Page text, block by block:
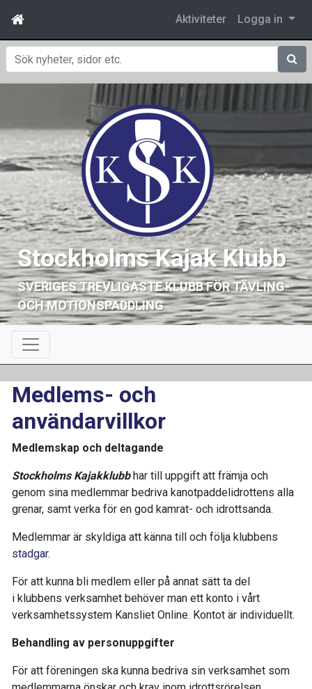
Aktiviteter Logga in
Sök
Stockholms Kajak Klubb
SVERIGES TREVLIGASTE KLUBB FÖR TÄVLING-
OCH MOTIONSPADDLING
Medlems- och
användarvillkor
Medlemskap och deltagande
Stockholms Kajakklubb har till uppgift att främja och
genom sina medlemmar bedriva kanotpaddelidrottens alla
grenar, samt verka för en god kamrat- och idrottsanda.
Medlemmar är skyldiga att känna till och följa klubbens
stadgar.
För att kunna bli medlem eller på annat sätt ta del
i klubbens verksamhet behöver man ett konto i vårt
verksamhetssystem Kansliet Online. Kontot är individuellt.
Behandling av personuppgifter
För att föreningen ska kunna bedriva sin verksamhet som